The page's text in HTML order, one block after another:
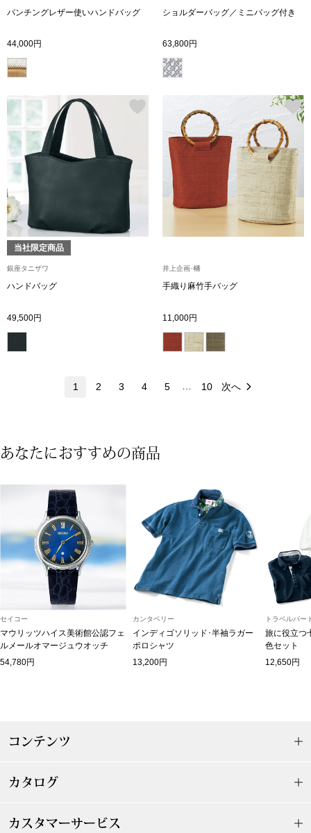
革小物
ウオッチ／ア
ウオッチ
ネックレス
リング
マフラー／ス
スカーフ／ス
パンチングレザー使いハンドバッグ
44,000円
ショルダーバッグ／ミニバッグ付き
63,800円
当社限定商品
銀座タニザワ
ハンドバッグ
49,500円
井上企画･幡
手織り麻竹手バッグ
11,000円
1 2 3 4 5 10 次へ
あなたにおすすめの商品
セイコー
マウリッツハイス美術館公認フェ
ルメールオマージュウオッチ
54,780円
カンタベリー
インディゴソリッド･半袖ラガー
ポロシャツ
13,200円
トラベルパー
旅に役立つ
色セット
12,650円
コンテンツ
カタログ
カスタマーサービス